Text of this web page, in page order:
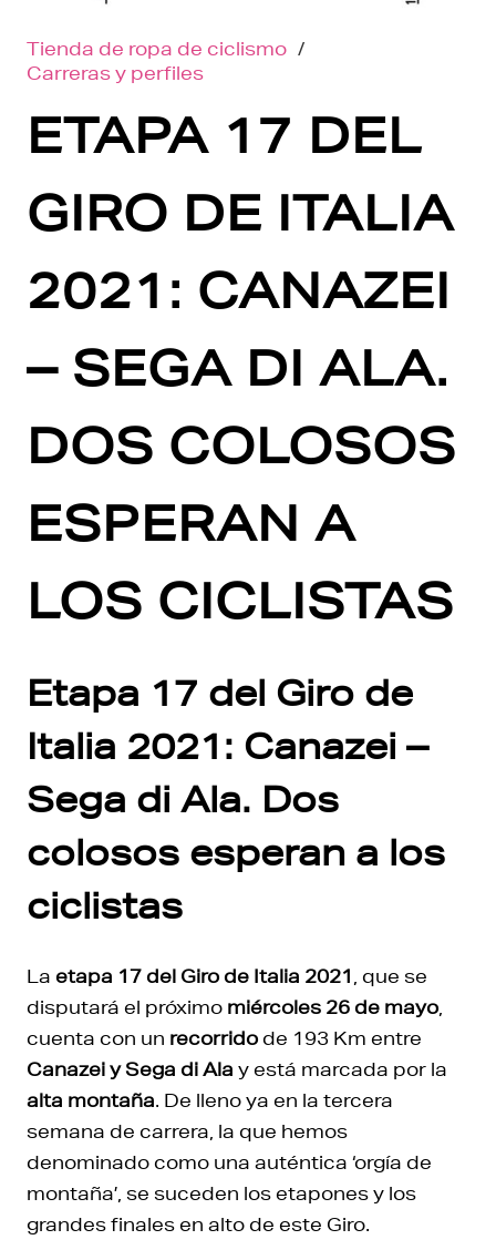
Tienda de ropa de ciclismo /
Carreras y perfiles
ETAPA 17 DEL
GIRO DE ITALIA
2021: CANAZEI
– SEGA DI ALA.
DOS COLOSOS
ESPERAN A
LOS CICLISTAS
Etapa 17 del Giro de
Italia 2021: Canazei –
Sega di Ala. Dos
colosos esperan a los
ciclistas
La etapa 17 del Giro de Italia 2021 , que se
disputará el próximo miércoles 26 de mayo
cuenta con un recorridode 193 Km entre
Canazei y Sega di Ala y está marcada por la
alta montaña. De lleno ya en la tercera
semana de carrera, la que hemos
denominado como una auténtica ‘orgía de
montaña’, se suceden los etapones y los
grandes finales en alto de este Giro.